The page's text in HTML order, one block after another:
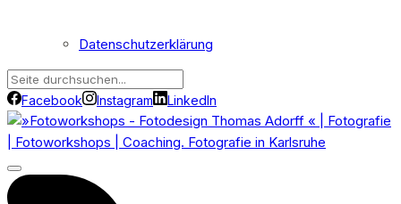
Datenschutzerklärung
Facebook Instagram LinkedIn